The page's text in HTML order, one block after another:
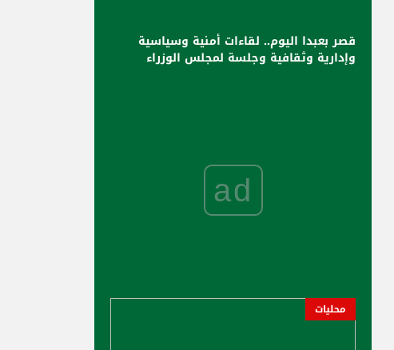
قصر بعبدا اليوم.. لقاءات أمنية وسياسية
وإدارية وثقافية وجلسة لمجلس الوزراء
ad
محليات